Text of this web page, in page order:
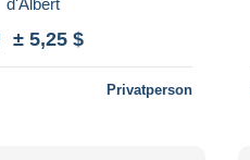
± 5,25 $
Privatperson